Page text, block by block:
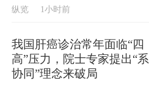
纵览 1小时前
我国肝癌诊治常年面临“四
高”压力，院士专家提出“
协同”理念来破局